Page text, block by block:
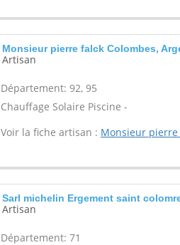
Monsieur pierre falck Colombes,
Artisan
Département: 92, 95
Chauffage Solaire Piscine -
Voir la fiche artisan : Monsieur pierre
Sarl michelin Ergement saint
Artisan
Département: 71